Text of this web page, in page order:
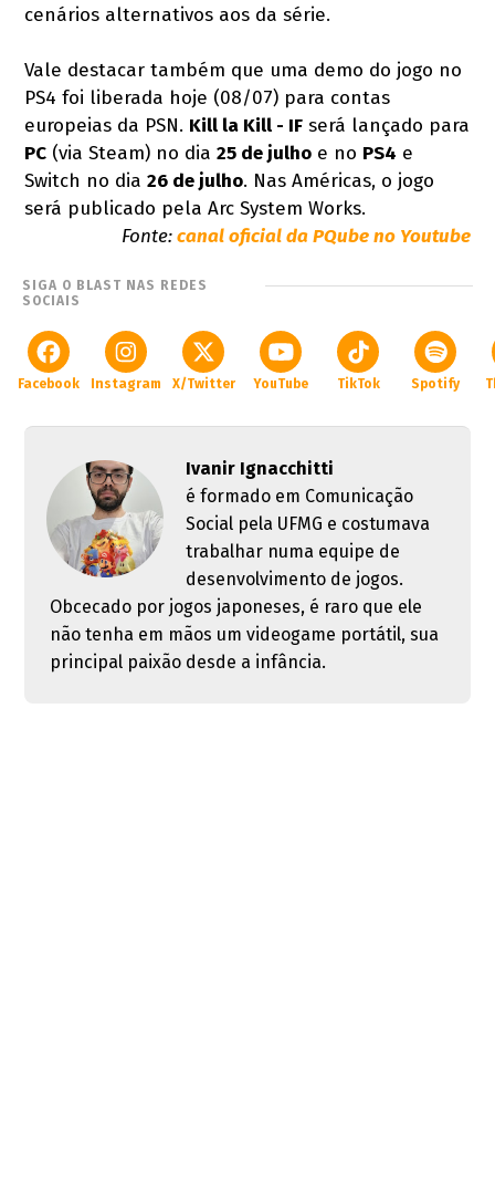
cenários alternativos aos da série.
Vale destacar também que uma demo do jogo no
PS4 foi liberada hoje (08/07) para contas
europeias da PSN. Kill la Kill - IF será lançado para
PC (via Steam) no dia25 de julho e no PS4 e
Switch no dia26 de julho. Nas Américas, o jogo
será publicado pela Arc System Works.
Fonte:canal oficial da PQube no Youtube
SIGA O BLAST NAS REDES
SOCIAIS
Facebook Instagram X/Twitter YouTube TikTok Spotify
Ivanir Ignacchitti
é formado em Comunicação
Social pela UFMG e costumava
trabalhar numa equipe de
desenvolvimento de jogos.
Obcecado por jogos japoneses, é raro que ele
não tenha em mãos um videogame portátil, sua
principal paixão desde a infância.